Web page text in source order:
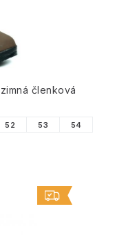
členková
52 53 54